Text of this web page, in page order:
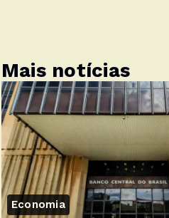
Mais notícias
Economia